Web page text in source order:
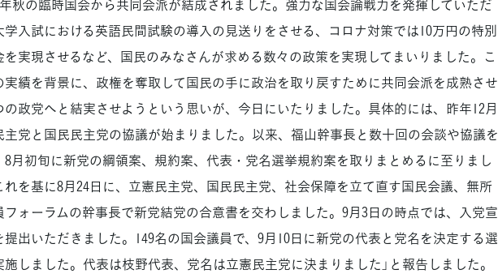
秋の臨時国会から共同会派が結成されました。強力な国会論戦力を発揮していただ
学入試における英語民間試験の導入の見送りをさせる、コロナ対策では10万円の特別
を実現させるなど、国民のみなさんが求める数々の政策を実現してまいりました。こ
実績を背景に、政権を奪取して国民の手に政治を取り戻すために共同会派を成熟させ
の政党へと結実させようという思いが、今日にいたりました。具体的には、昨年12月
主党と国民民主党の協議が始まりました。以来、福山幹事長と数十回の会談や協議を
8月初旬に新党の綱領案、規約案、代表・党名選挙規約案を取りまとめるに至りまし
れを基に8月24日に、立憲民主党、国民民主党、社会保障を立て直す国民会議、無所
フォーラムの幹事長で新党結党の合意書を交わしました。9月3日の時点では、入党宣
提出いただきました。149名の国会議員で、9月10日に新党の代表と党名を決定する選
施しました。代表は枝野代表、党名は立憲民主党に決まりました」と報告しました。